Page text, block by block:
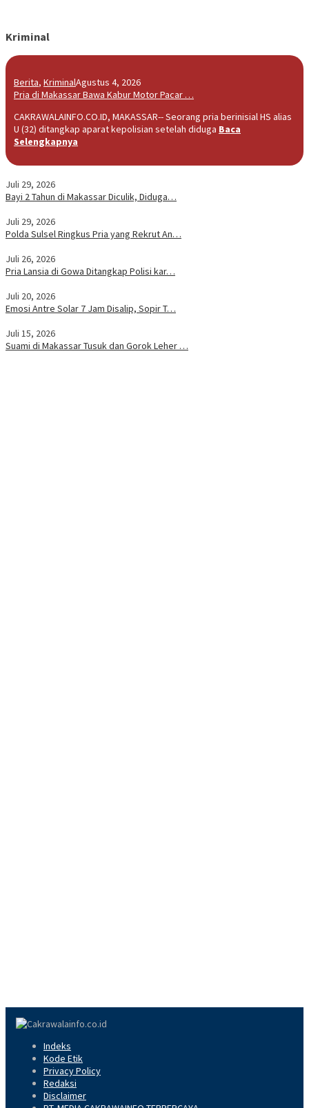
Kriminal
Berita, KriminalAgustus 4, 2026
Pria di Makassar Bawa Kabur Motor Pacar …
CAKRAWALAINFO.CO.ID, MAKASSAR-- Seorang pria berinisial HS alias
U (32) ditangkap aparat kepolisian setelah diduga Baca
Selengkapnya
Juli 29, 2026
Bayi 2 Tahun di Makassar Diculik, Diduga…
Juli 29, 2026
Polda Sulsel Ringkus Pria yang Rekrut An…
Juli 26, 2026
Pria Lansia di Gowa Ditangkap Polisi kar…
Juli 20, 2026
Emosi Antre Solar 7 Jam Disalip, Sopir T…
Juli 15, 2026
Suami di Makassar Tusuk dan Gorok Leher …
Indeks
Kode Etik
Privacy Policy
Redaksi
Disclaimer